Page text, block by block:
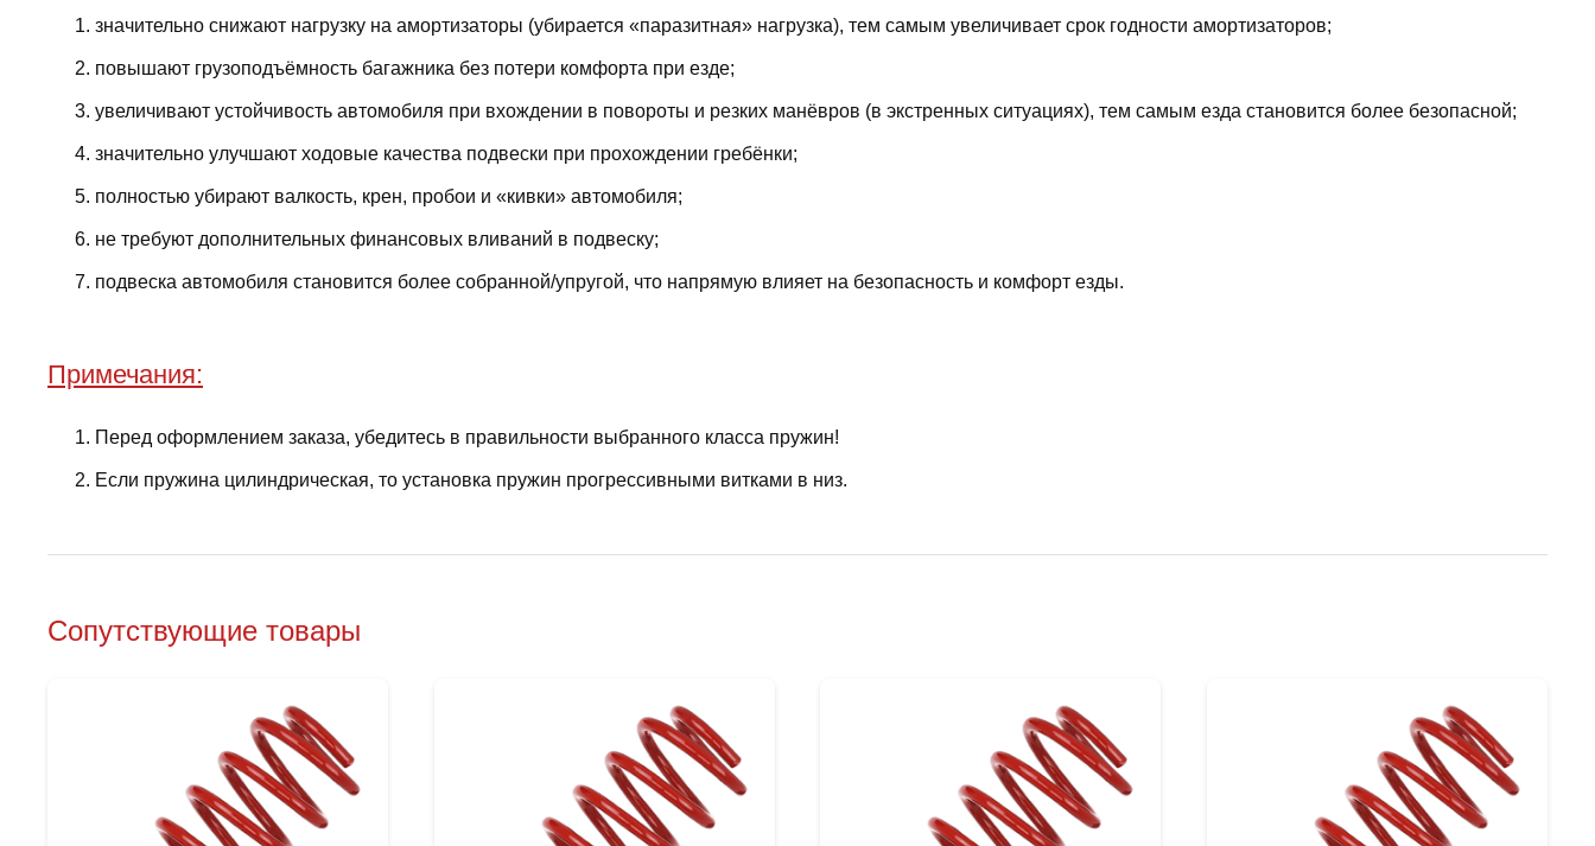
значительно снижают нагрузку на амортизаторы (убирается «паразитная» нагрузка), тем самым увеличивает срок годности амортизаторов;
повышают грузоподъёмность багажника без потери комфорта при езде;
увеличивают устойчивость автомобиля при вхождении в повороты и резких манёвров (в экстренных ситуациях), тем самым езда становится более безопасной;
значительно улучшают ходовые качества подвески при прохождении гребёнки;
полностью убирают валкость, крен, пробои и «кивки» автомобиля;
не требуют дополнительных финансовых вливаний в подвеску;
подвеска автомобиля становится более собранной/упругой, что напрямую влияет на безопасность и комфорт езды.
Примечания:
Перед оформлением заказа, убедитесь в правильности выбранного класса пружин!
Если пружина цилиндрическая, то установка пружин прогрессивными витками в низ.
Сопутствующие товары